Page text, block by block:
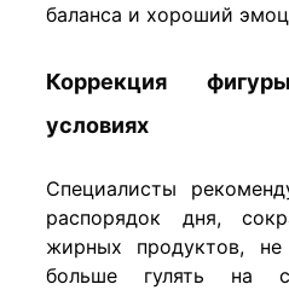
баланса и хороший
Коррекция
условиях
Специалисты
распорядок дня,
жирных продуктов,
больше гулять на